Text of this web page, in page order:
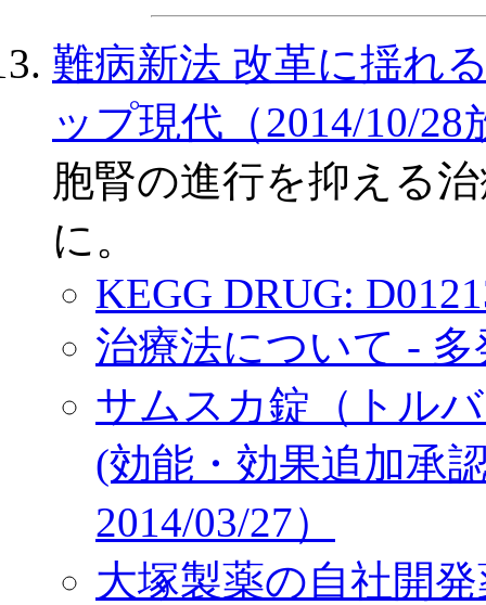
難病新法 改革に揺れ
ップ現代（2014/10/28
胞腎の進行を抑える
に。
KEGG DRUG:
治療法について -
サムスカ錠（トル
(効能・効果追加承
2014/03/27）
大塚製薬の自社開